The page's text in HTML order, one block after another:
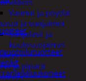
Vaunut ja pöydät
ja suojaimet
Suojalasit ja
kuulosuojaimet
ja piparit